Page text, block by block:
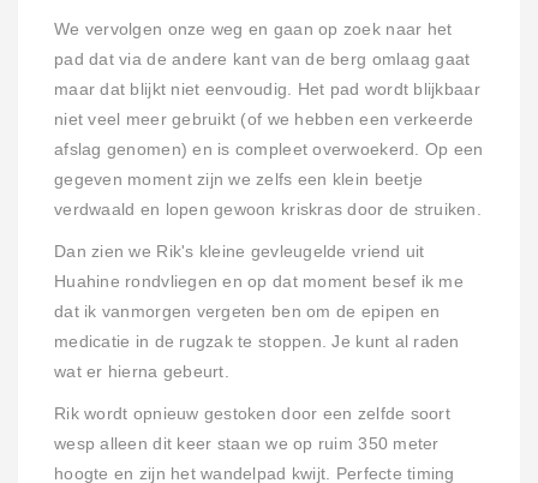
We vervolgen onze weg en gaan op zoek naar het
pad dat via de andere kant van de berg omlaag gaat
maar dat blijkt niet eenvoudig. Het pad wordt blijkbaar
niet veel meer gebruikt (of we hebben een verkeerde
afslag genomen) en is compleet overwoekerd. Op een
gegeven moment zijn we zelfs een klein beetje
verdwaald en lopen gewoon kriskras door de struiken.
Dan zien we Rik's kleine gevleugelde vriend uit
Huahine rondvliegen en op dat moment besef ik me
dat ik vanmorgen vergeten ben om de epipen en
medicatie in de rugzak te stoppen. Je kunt al raden
wat er hierna gebeurt.
Rik wordt opnieuw gestoken door een zelfde soort
wesp alleen dit keer staan we op ruim 350 meter
hoogte en zijn het wandelpad kwijt. Perfecte timing